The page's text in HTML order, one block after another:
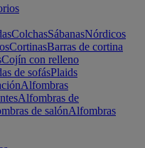
ColchasSábanasNórdicos
CortinasBarras de cortina
Cojín con relleno
de sofásPlaids
Alfombras
Alfombras de
de salónAlfombras